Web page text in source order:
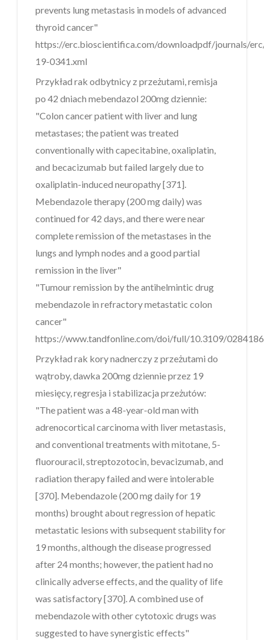
prevents lung metastasis in models of advanced
thyroid cancer"
https://erc.bioscientifica.com/downloadpdf/journals/
19-0341.xml
Przykład rak odbytnicy z przeżutami, remisja
po 42 dniach mebendazol 200mg dziennie:
"Colon cancer patient with liver and lung
metastases; the patient was treated
conventionally with capecitabine, oxaliplatin,
and becacizumab but failed largely due to
oxaliplatin-induced neuropathy [371].
Mebendazole therapy (200 mg daily) was
continued for 42 days, and there were near
complete remission of the metastases in the
lungs and lymph nodes and a good partial
remission in the liver"
"Tumour remission by the antihelmintic drug
mebendazole in refractory metastatic colon
cancer"
https://www.tandfonline.com/doi/full/10.3109/
Przykład rak kory nadnerczy z przeżutami do
wątroby, dawka 200mg dziennie przez 19
miesięcy, regresja i stabilizacja przeżutów:
"The patient was a 48-year-old man with
adrenocortical carcinoma with liver metastasis,
and conventional treatments with mitotane, 5-
fluorouracil, streptozotocin, bevacizumab, and
radiation therapy failed and were intolerable
[370]. Mebendazole (200 mg daily for 19
months) brought about regression of hepatic
metastatic lesions with subsequent stability for
19 months, although the disease progressed
after 24 months; however, the patient had no
clinically adverse effects, and the quality of life
was satisfactory [370]. A combined use of
mebendazole with other cytotoxic drugs was
suggested to have synergistic effects"